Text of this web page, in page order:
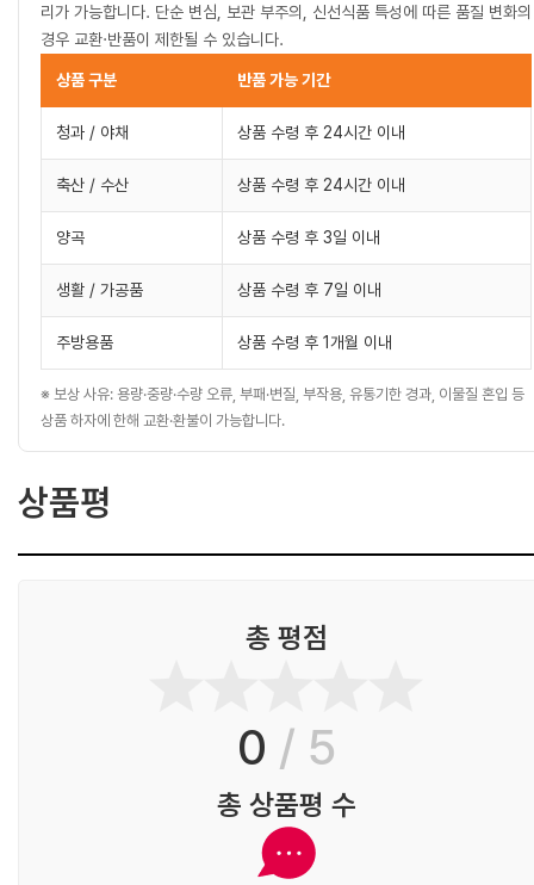
리가 가능합니다. 단순 변심, 보관 부주의, 신선식품 특성에 따른 품질 변화의
경우 교환·반품이 제한될 수 있습니다.
상품 구분 반품 가능 기간
청과 / 야채 상품 수령 후 24시간 이내
축산 / 수산 상품 수령 후 24시간 이내
양곡 상품 수령 후 3일 이내
생활 / 가공품 상품 수령 후 7일 이내
주방용품 상품 수령 후 1개월 이내
※ 보상 사유: 용량·중량·수량 오류, 부패·변질, 부작용, 유통기한 경과, 이물질 혼입 등
상품 하자에 한해 교환·환불이 가능합니다.
상품평
총 평점
0 / 5
총 상품평 수